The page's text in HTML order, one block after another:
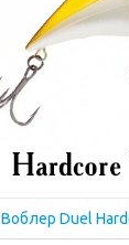
Воблер Duel